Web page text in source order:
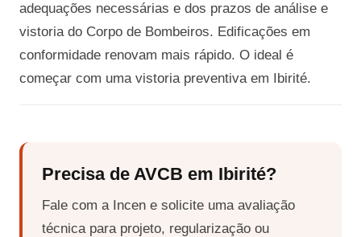
adequações necessárias e dos prazos de análise e
vistoria do Corpo de Bombeiros. Edificações em
conformidade renovam mais rápido. O ideal é
começar com uma vistoria preventiva em Ibirité.
Precisa de AVCB em Ibirité?
Fale com a Incen e solicite uma avaliação
técnica para projeto, regularização ou